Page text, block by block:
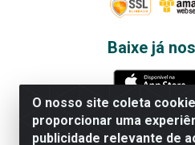
O nosso site coleta
proporcionar uma
publicidade relevante de
Baixe já